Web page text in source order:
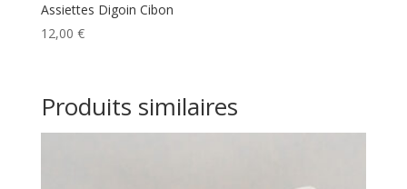
Assiettes Digoin Cibon
12,00 €
Produits similaires